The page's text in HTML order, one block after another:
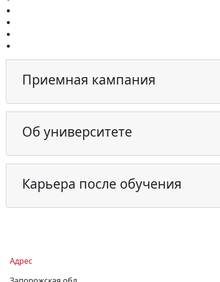
Приемная кампания
Об университете
Карьера после обучения
Адрес